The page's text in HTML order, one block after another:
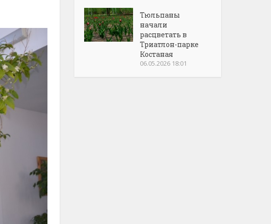
Тюльпаны
начали
расцветать в
Триатлон-парке
Костаная
06.05.2026 18:01